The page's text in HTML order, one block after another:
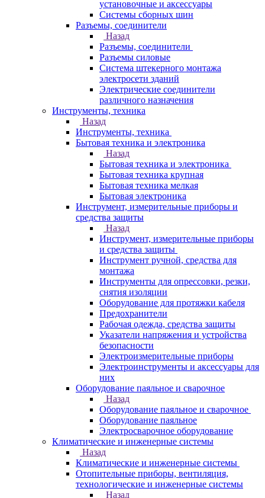
установочные и аксессуары
Системы сборных шин
Разъемы, соединители
Назад
Разъемы, соединители
Разъемы силовые
Система штекерного монтажа
электросети зданий
Электрические соединители
различного назначения
Инструменты, техника
Назад
Инструменты, техника
Бытовая техника и электроника
Назад
Бытовая техника и электроника
Бытовая техника крупная
Бытовая техника мелкая
Бытовая электроника
Инструмент, измерительные приборы и
средства защиты
Назад
Инструмент, измерительные приборы
и средства защиты
Инструмент ручной, средства для
монтажа
Инструменты для опрессовки, резки,
снятия изоляции
Оборудование для протяжки кабеля
Предохранители
Рабочая одежда, средства защиты
Указатели напряжения и устройства
безопасности
Электроизмерительные приборы
Электроинструменты и аксессуары для
них
Оборудование паяльное и сварочное
Назад
Оборудование паяльное и сварочное
Оборудование паяльное
Электросварочное оборудование
Климатические и инженерные системы
Назад
Климатические и инженерные системы
Отопительные приборы, вентиляция,
технологические и инженерные системы
Назад